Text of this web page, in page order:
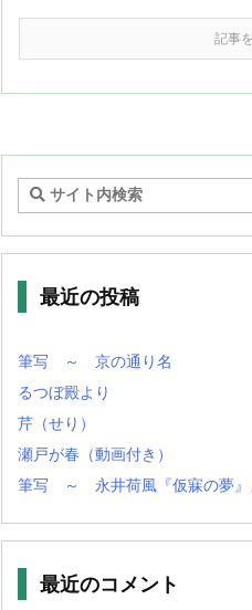
記事
最近の投稿
筆写 ～ 京の通り名
るつぼ殿より
芹（せり）
瀬戸が春（動画付き）
筆写 ～ 永井荷風『仮寐の夢』
最近のコメント